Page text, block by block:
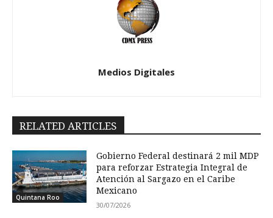
Medios Digitales
RELATED ARTICLES
Quintana Roo
Gobierno Federal destinará 2 mil MDP
para reforzar Estrategia Integral de
Atención al Sargazo en el Caribe
Mexicano
30/07/2026